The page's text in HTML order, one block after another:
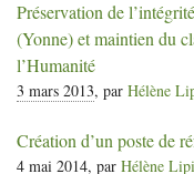
Préservation de
(Yonne) et maintien du
l’Humanité
3 mars 2013, par Hélène
Création d’un poste de
4 mai 2014, par Hélène